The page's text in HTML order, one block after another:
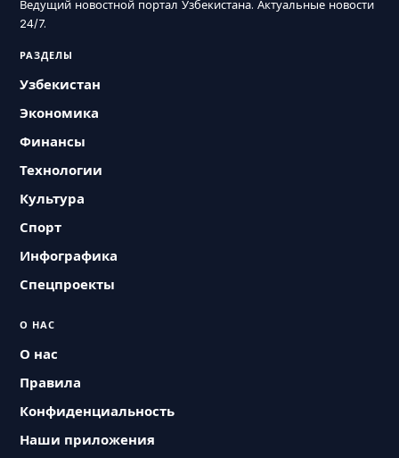
Ведущий новостной портал Узбекистана. Актуальные новости
24/7.
РАЗДЕЛЫ
Узбекистан
Экономика
Финансы
Технологии
Культура
Спорт
Инфографика
Спецпроекты
О НАС
О нас
Правила
Конфиденциальность
Наши приложения